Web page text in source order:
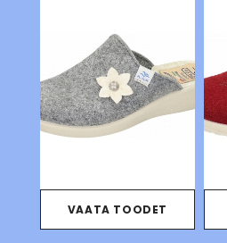
VAATA TOODET